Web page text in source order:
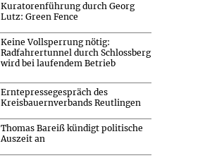
Kuratorenführung durch Georg
Lutz: Green Fence
Keine Vollsperrung nötig:
Radfahrertunnel durch Schlossberg
wird bei laufendem Betrieb
Erntepressegespräch des
Kreisbauernverbands Reutlingen
Thomas Bareiß kündigt politische
Auszeit an